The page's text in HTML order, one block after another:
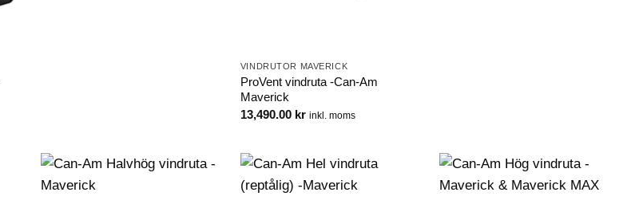
VINDRUTOR MAVERICK
ProVent vindruta -Can-Am
Maverick
13,490.00 kr inkl. moms